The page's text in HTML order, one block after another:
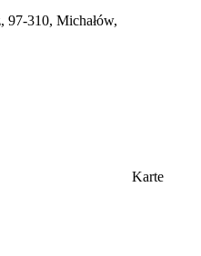
97-310, Michałów,
Karte